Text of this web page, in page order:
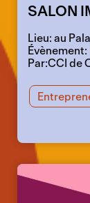
SALON
Lieu: au
Évènement:
Par:CCI de